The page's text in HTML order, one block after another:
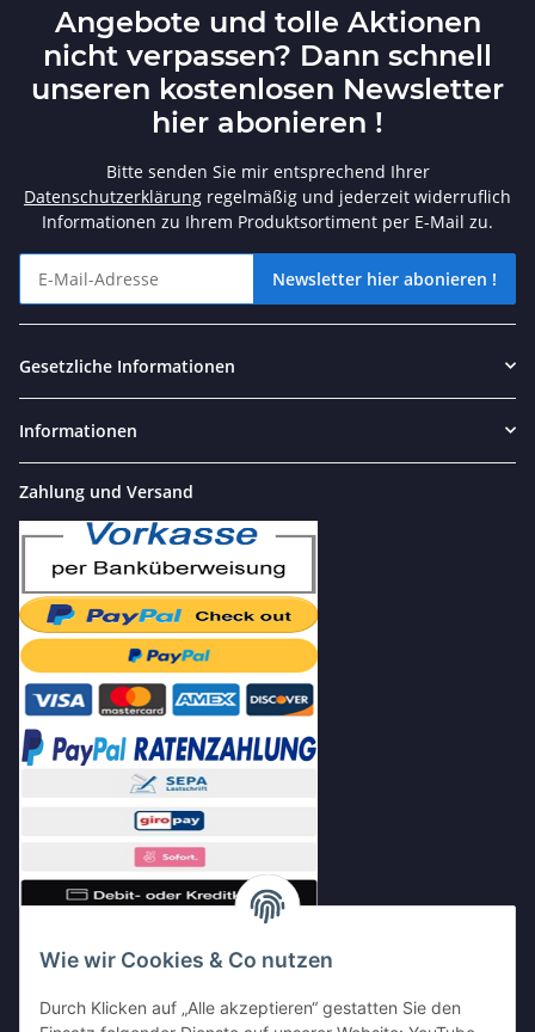
Wie wir Cookies & Co nutzen
Durch Klicken auf „Alle akzeptieren“ gestatten Sie den
Angebote und tolle Aktionen
nicht verpassen? Dann schnell
unseren kostenlosen Newsletter
hier abonieren !
Bitte senden Sie mir entsprechend Ihrer
Datenschutzerklärung regelmäßig und jederzeit widerruflich
Informationen zu Ihrem Produktsortiment per E-Mail zu.
Newsletter hier abonieren !
Gesetzliche Informationen
Informationen
Zahlung und Versand